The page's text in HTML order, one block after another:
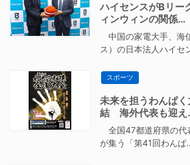
ハイセンスがBリ
ィンウィンの関係…
中国の家電大手、海
ス）の日本法人ハイセ
スポーツ
未来を担うわんぱ
結 海外代表も迎
全国47都道府県の代
が集う「第41回わんぱ